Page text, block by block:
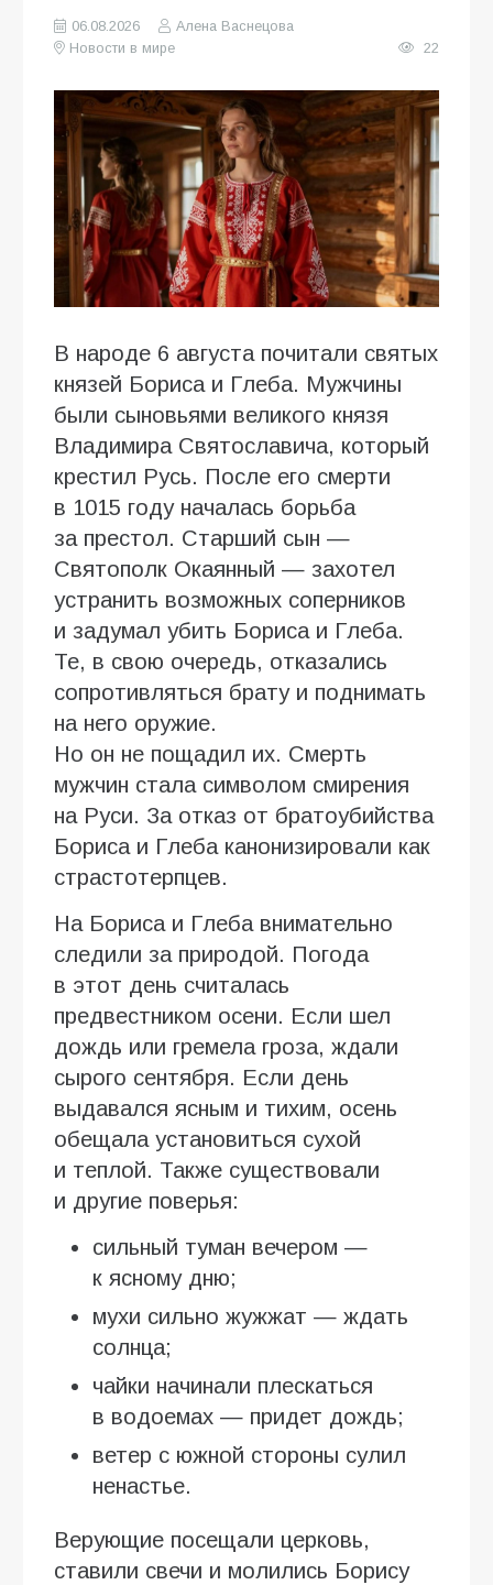
06.08.2026
Алена Васнецова
Новости в мире
22
В народе 6 августа почитали святых
князей Бориса и Глеба. Мужчины
были сыновьями великого князя
Владимира Святославича, который
крестил Русь. После его смерти
в 1015 году началась борьба
за престол. Старший сын —
Святополк Окаянный — захотел
устранить возможных соперников
и задумал убить Бориса и Глеба.
Те, в свою очередь, отказались
сопротивляться брату и поднимать
на него оружие.
Но он не пощадил их. Смерть
мужчин стала символом смирения
на Руси. За отказ от братоубийства
Бориса и Глеба канонизировали как
страстотерпцев.
На Бориса и Глеба внимательно
следили за природой. Погода
в этот день считалась
предвестником осени. Если шел
дождь или гремела гроза, ждали
сырого сентября. Если день
выдавался ясным и тихим, осень
обещала установиться сухой
и теплой. Также существовали
и другие поверья:
сильный туман вечером —
к ясному дню;
мухи сильно жужжат — ждать
солнца;
чайки начинали плескаться
в водоемах — придет дождь;
ветер с южной стороны сулил
ненастье.
Верующие посещали церковь,
ставили свечи и молились Борису